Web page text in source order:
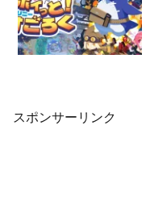
スポンサーリンク